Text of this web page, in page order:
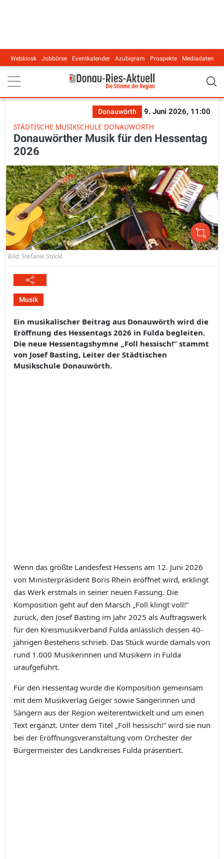
Main navigation
Webkiosk Jobbörse Eventkalender Azubigram Prospekte Mediadaten
Donauwörth
9. Juni 2026, 11:00
STÄDTISCHE MUSIKSCHULE DONAUWÖRTH
Donauwörther Musik für den Hessentag
2026
Bild: Stefanie Stöckl
Musik
Ein musikalischer Beitrag aus Donauwörth wird die
Eröffnung des Hessentags 2026 in Fulda begleiten.
Die neue Hessentagshymne „Foll hessisch!“ stammt
von Josef Basting, Leiter der Städtischen
Musikschule Donauwörth.
Wenn das größte Landesfest Hessens am 12. Juni 2026
von Ministerpräsident Boris Rhein eröffnet wird, erklingt
das Werk erstmals in seiner neuen Fassung. Die
Komposition geht auf den Marsch „Foll klingt voll!“
zurück, den Josef Basting im Jahr 2025 als Auftragswerk
für den Kreismusikverband Fulda anlässlich dessen 40-
jährigen Bestehens schrieb. Das Stück wurde damals von
rund 1.000 Musikerinnen und Musikern in Fulda
uraufgeführt.
Für den Hessentag wurde die Komposition gemeinsam
mit dem Musikverlag Geiger sowie Sängerinnen und
Sängern aus der Region weiterentwickelt und um einen
Text ergänzt. Unter dem Titel „Foll hessisch!“ wird sie nun
bei der Eröffnungsveranstaltung vom Orchester der
Bürgermeister des Landkreises Fulda präsentiert.